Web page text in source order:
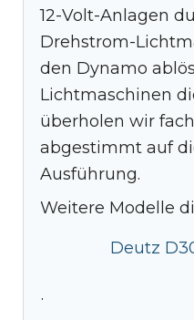
12-Volt-Anlagen
Drehstrom-
den Dynamo
Lichtmaschinen
überholen wir
abgestimmt auf
Ausführung.
Weitere Modelle
Deutz
·